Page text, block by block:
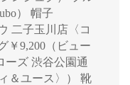
） 帽子
二子玉川店〈コ
￥9,200（ビュー
ーズ 渋谷公園通
＆ユース〉） 靴